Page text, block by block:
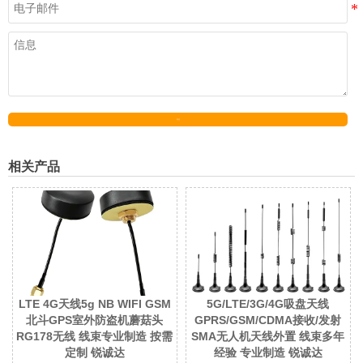
相关产品
LTE 4G天线5g NB WIFI GSM
北斗GPS室外防盗机蘑菇头
RG178无线 线束专业制造 按需
定制 锐诚达
5G/LTE/3G/4G吸盘天线
GPRS/GSM/CDMA接收/发射
SMA无人机天线外置 线束多年
经验 专业制造 锐诚达